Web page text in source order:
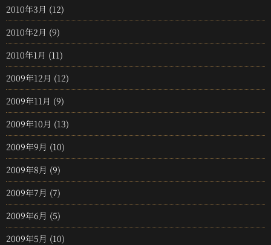
2010年3月 (12)
2010年2月 (9)
2010年1月 (11)
2009年12月 (12)
2009年11月 (9)
2009年10月 (13)
2009年9月 (10)
2009年8月 (9)
2009年7月 (7)
2009年6月 (5)
2009年5月 (10)